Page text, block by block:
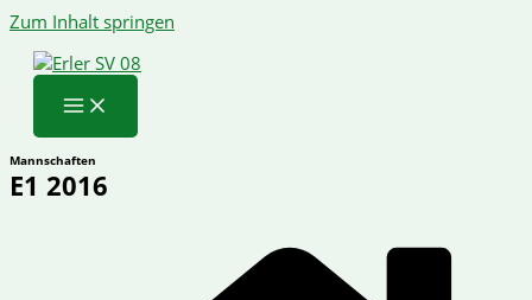
Zum Inhalt springen
Mannschaften
E1 2016